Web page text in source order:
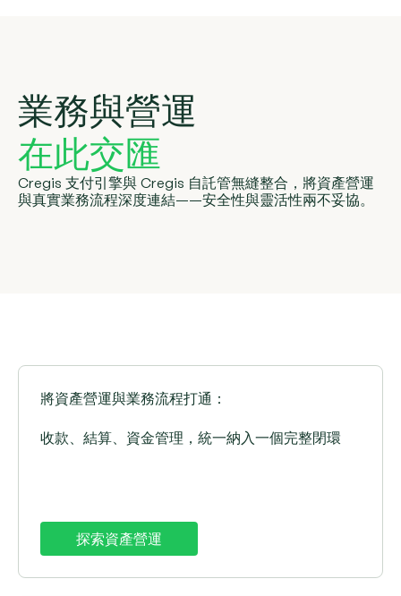
業務與營運
在此交匯
Cregis 支付引擎與 Cregis 自託管無縫整合，將資產營運
與真實業務流程深度連結——安全性與靈活性兩不妥協。
將資產營運與業務流程打通：
收款、結算、資金管理，統一納入一個完整閉環
探索資產營運